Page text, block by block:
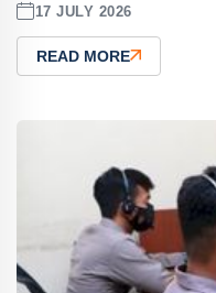
17 JULY 2026
READ MORE